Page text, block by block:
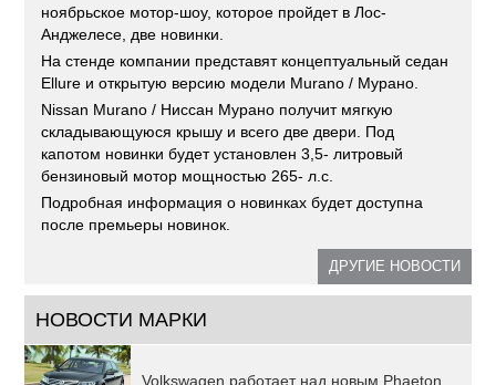
ноябрьское мотор-шоу, которое пройдет в Лос-
Анджелесе, две новинки.
На стенде компании представят концептуальный седан
Ellure и открытую версию модели Murano / Мурано.
Nissan Murano / Ниссан Мурано получит мягкую
складывающуюся крышу и всего две двери. Под
капотом новинки будет установлен 3,5- литровый
бензиновый мотор мощностью 265- л.с.
Подробная информация о новинках будет доступна
после премьеры новинок.
ДРУГИЕ НОВОСТИ
НОВОСТИ МАРКИ
Volkswagen работает над новым Phaeton